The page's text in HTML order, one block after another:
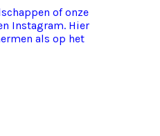
of onze
Instagram. Hier
als op het